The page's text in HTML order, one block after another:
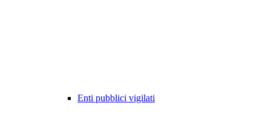
Enti pubblici vigilati